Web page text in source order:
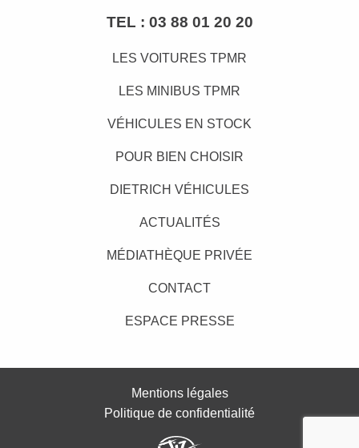
TEL : 03 88 01 20 20
LES VOITURES TPMR
LES MINIBUS TPMR
VÉHICULES EN STOCK
POUR BIEN CHOISIR
DIETRICH VÉHICULES
ACTUALITÉS
MÉDIATHÈQUE PRIVÉE
CONTACT
ESPACE PRESSE
Mentions légales
Politique de confidentialité